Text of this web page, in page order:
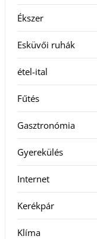
Ékszer
Esküvői ruhák
étel-ital
Fűtés
Gasztronómia
Gyerekülés
Internet
Kerékpár
Klíma